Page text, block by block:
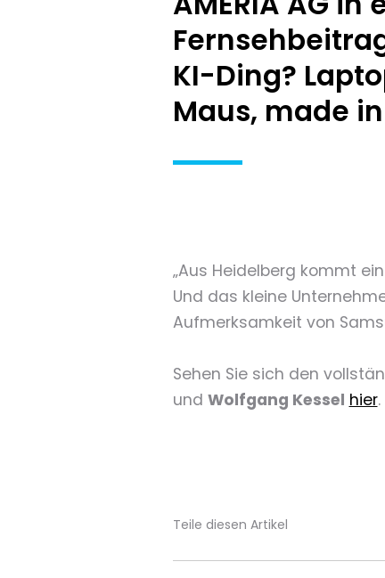
KI-Ding?
Maus, made
„Aus Heidelberg kommt
Und das kleine
Aufmerksamkeit von
Sehen Sie sich den
und Wolfgang Kessel hier.
Teile diesen Artikel